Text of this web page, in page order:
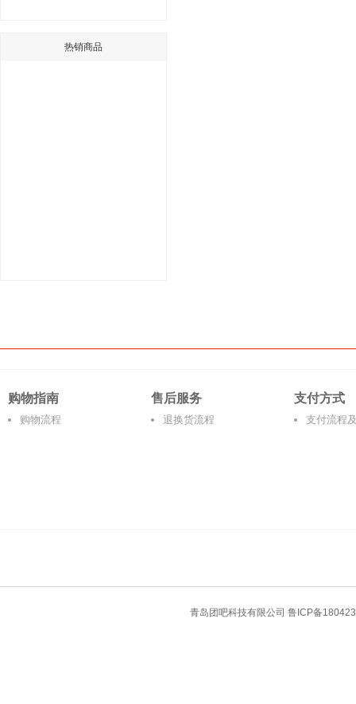
热销商品
购物指南
购物流程
售后服务
退换货流程
支付方式
支付流程
青岛团吧科技有限公司 鲁ICP备